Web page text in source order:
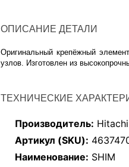
ОПИСАНИЕ ДЕТАЛИ
Оригинальный крепёжный
узлов. Изготовлен из
ТЕХНИЧЕСКИЕ
Производитель: Hitachi
Артикул (SKU):
Наименование: SHIM